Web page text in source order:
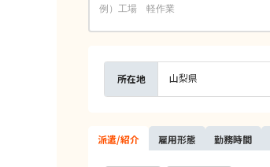
所在地 山梨県
派遣/紹介 雇用形態 勤務時間